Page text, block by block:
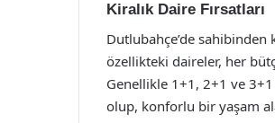
Kiralık Daire Fırsatları
Dutlubahçe’de
özellikteki daireler, her
Genellikle 1+1, 2+1 ve
olup, konforlu bir yaşam